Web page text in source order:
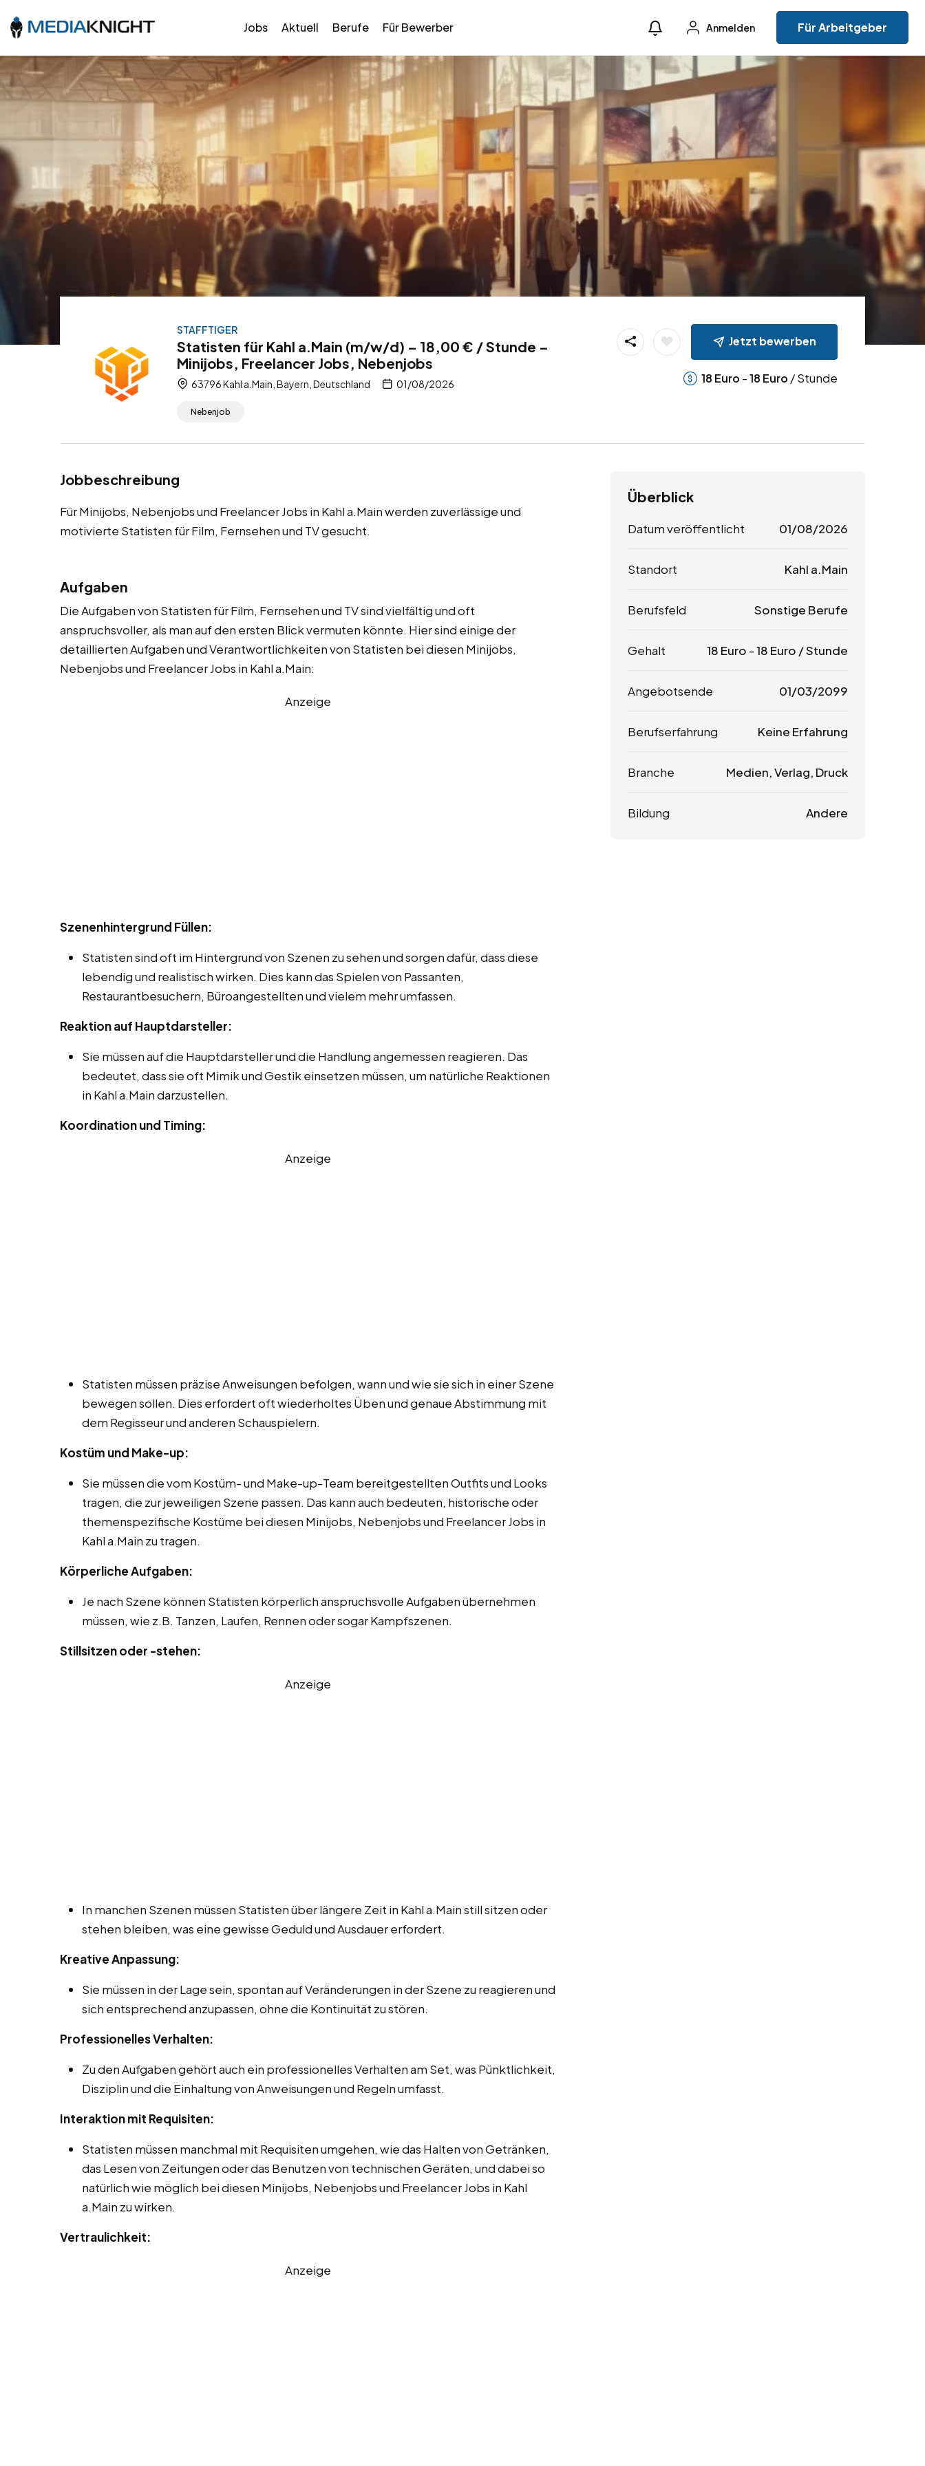
Jobs Aktuell Berufe Für Bewerber Anmelden Für Arbeitgeber
STAFFTIGER
Statisten für Kahl a.Main (m/w/d) – 18,00 € / Stunde –
Minijobs, Freelancer Jobs, Nebenjobs
63796 Kahl a.Main, Bayern, Deutschland 01/08/2026
Nebenjob
Jetzt bewerben
18 Euro -18 Euro / Stunde
Jobbeschreibung
Für Minijobs, Nebenjobs und Freelancer Jobs in Kahl a.Main werden zuverlässige und
motivierte Statisten für Film, Fernsehen und TV gesucht.
Aufgaben
Die Aufgaben von Statisten für Film, Fernsehen und TV sind vielfältig und oft
anspruchsvoller, als man auf den ersten Blick vermuten könnte. Hier sind einige der
detaillierten Aufgaben und Verantwortlichkeiten von Statisten bei diesen Minijobs,
Nebenjobs und Freelancer Jobs in Kahl a.Main:
Anzeige
Szenenhintergrund Füllen:
Statisten sind oft im Hintergrund von Szenen zu sehen und sorgen dafür, dass diese
lebendig und realistisch wirken. Dies kann das Spielen von Passanten,
Restaurantbesuchern, Büroangestellten und vielem mehr umfassen.
Reaktion auf Hauptdarsteller:
Sie müssen auf die Hauptdarsteller und die Handlung angemessen reagieren. Das
bedeutet, dass sie oft Mimik und Gestik einsetzen müssen, um natürliche Reaktionen
in Kahl a.Main darzustellen.
Koordination und Timing:
Anzeige
Statisten müssen präzise Anweisungen befolgen, wann und wie sie sich in einer Szene
bewegen sollen. Dies erfordert oft wiederholtes Üben und genaue Abstimmung mit
dem Regisseur und anderen Schauspielern.
Kostüm und Make-up:
Sie müssen die vom Kostüm- und Make-up-Team bereitgestellten Outfits und Looks
tragen, die zur jeweiligen Szene passen. Das kann auch bedeuten, historische oder
themenspezifische Kostüme bei diesen Minijobs, Nebenjobs und Freelancer Jobs in
Kahl a.Main zu tragen.
Körperliche Aufgaben:
Je nach Szene können Statisten körperlich anspruchsvolle Aufgaben übernehmen
müssen, wie z.B. Tanzen, Laufen, Rennen oder sogar Kampfszenen.
Stillsitzen oder -stehen:
Anzeige
In manchen Szenen müssen Statisten über längere Zeit in Kahl a.Main still sitzen oder
stehen bleiben, was eine gewisse Geduld und Ausdauer erfordert.
Kreative Anpassung:
Sie müssen in der Lage sein, spontan auf Veränderungen in der Szene zu reagieren und
sich entsprechend anzupassen, ohne die Kontinuität zu stören.
Professionelles Verhalten:
Zu den Aufgaben gehört auch ein professionelles Verhalten am Set, was Pünktlichkeit,
Disziplin und die Einhaltung von Anweisungen und Regeln umfasst.
Interaktion mit Requisiten:
Statisten müssen manchmal mit Requisiten umgehen, wie das Halten von Getränken,
das Lesen von Zeitungen oder das Benutzen von technischen Geräten, und dabei so
natürlich wie möglich bei diesen Minijobs, Nebenjobs und Freelancer Jobs in Kahl
a.Main zu wirken.
Vertraulichkeit:
Anzeige
Überblick
Datum veröffentlicht 01/08/2026
Standort Kahl a.Main
Berufsfeld Sonstige Berufe
Gehalt 18 Euro -18 Euro / Stunde
Angebotsende 01/03/2099
Berufserfahrung Keine Erfahrung
Branche Medien, Verlag, Druck
Bildung Andere